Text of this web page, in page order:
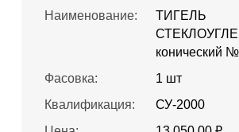
Наименование:
ТИГЕЛЬ
конический
Фасовка:
1 шт
Квалификация:
СУ-2000